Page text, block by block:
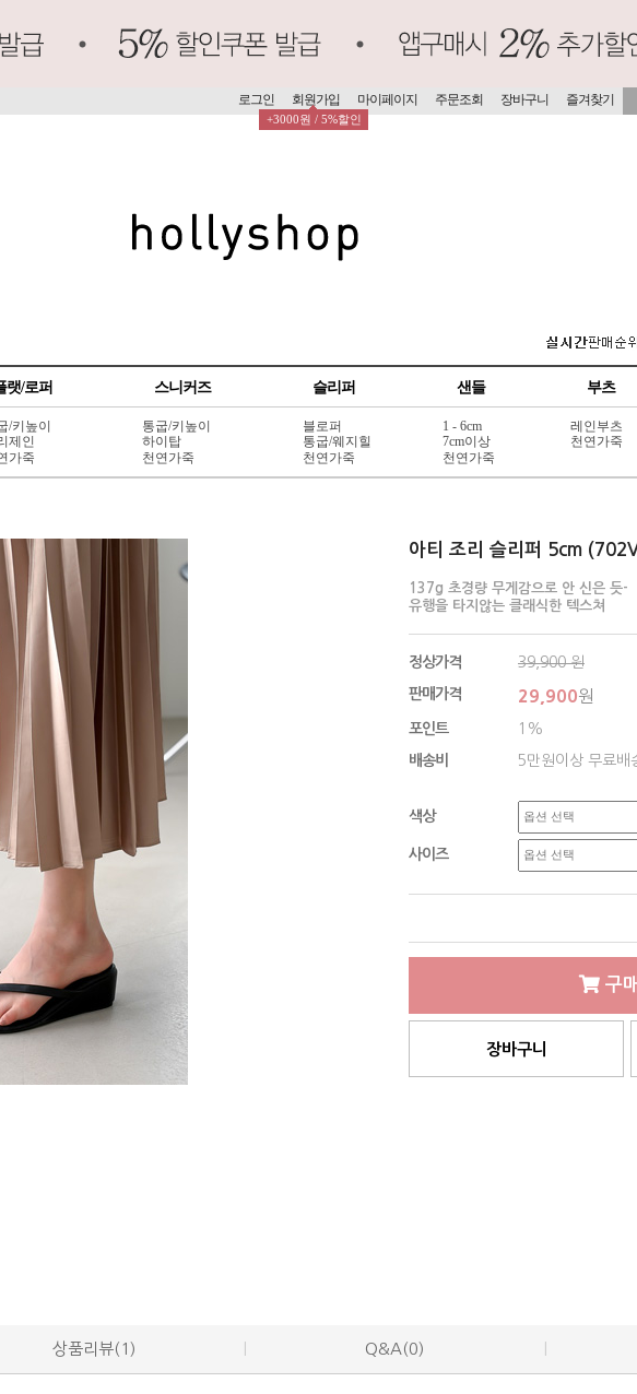
로그인 회원가입
+3000원 / 5%할인
마이페이지 주문조회 장바구니 즐겨찾기
랫/로퍼 스니커즈 슬리퍼 샌들 부츠
/키높이
제인
가죽
통굽/키높이
하이탑
천연가죽
블로퍼
통굽/웨지힐
천연가죽
1 - 6cm
7cm이상
천연가죽
레인부츠
천연가죽
아티 조리 슬리퍼 5cm
137g 초경량 무게감으로 안 신은 듯-
유행을 타지않는 클래식한 텍스쳐
정상가격 39,900원
판매가격 29,900원
포인트 1%
배송비 5만원이상 무료배
색상
사이즈
구
장바구니
상품리뷰(1) Q&A(0)